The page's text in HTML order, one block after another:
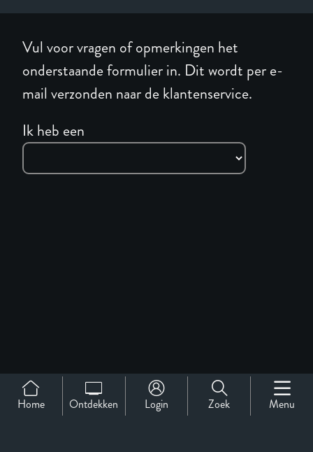
Vul voor vragen of opmerkingen het
onderstaande formulier in. Dit wordt per e-
mail verzonden naar de klantenservice.
Ik heb een
Home Ontdekken Login Zoek Menu